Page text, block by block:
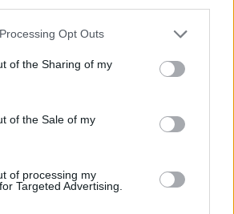
Opt Outs
of the Sharing of my
of the Sale of my
of processing my
Targeted Advertising.
за сладолед в